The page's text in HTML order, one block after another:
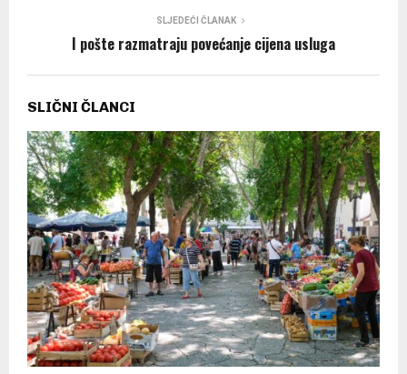
SLJEDEĆI ČLANAK
I pošte razmatraju povećanje cijena usluga
SLIČNI ČLANCI